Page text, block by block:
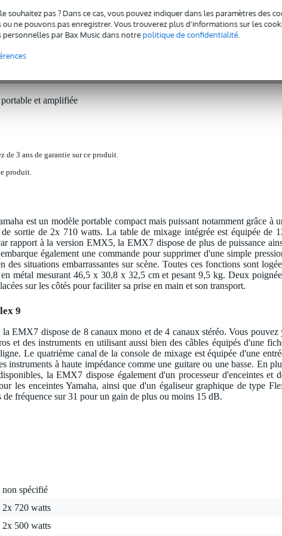
souhaitez pas ? Dans ce cas, vous pouvez indiquer dans les paramètres des
ou ne pouvons pas enregistrer. Vous trouverez plus d'informations sur les
personnelles par Bax Music dans notrepolitique de confidentialité.
et amplifiée
de 3 ans de garantie sur ce produit.
produit.
est un modèle portable compact mais puissant notamment grâce à
sortie de 2x 710 watts. La table de mixage intégrée est équipée de
rapport à la version EMX5, la EMX7 dispose de plus de puissance
également une commande pour supprimer d'une simple
des situations embarrassantes sur scène. Toutes ces fonctions sont
métal mesurant 46,5 x 30,8 x 32,5 cm et pesant 9,5 kg. Deux
sur les côtés pour faciliter sa prise en main et son transport.
9
EMX7 dispose de 8 canaux mono et de 4 canaux stéréo. Vous pouvez
et des instruments en utilisant aussi bien des câbles équipés d'une
Le quatrième canal de la console de mixage est équipée d'une
instruments à haute impédance comme une guitare ou une basse. En
la EMX7 dispose également d'un processeur d'enceintes et
les enceintes Yamaha, ainsi que d'un égaliseur graphique de type
de fréquence sur 31 pour un gain de plus ou moins 15 dB.
non spécifié
2x 720 watts
2x 500 watts